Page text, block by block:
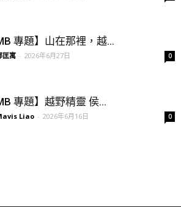
專題】山在那裡，越...
匡寓 - 2026年6月27日 0
專題】越野精靈 侯...
Liao - 2026年6月16日 0